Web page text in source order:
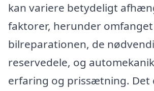
kan variere betydeligt
faktorer, herunder
bilreparationen, de
reservedele, og
erfaring og prissætning. Det